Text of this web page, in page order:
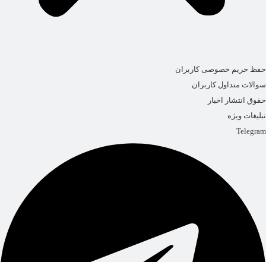
حفظ حریم خصوصی کاربران
سوالات متداول کاربران
حقوق انتشار اخبار
تبلیغات ویژه
Telegram